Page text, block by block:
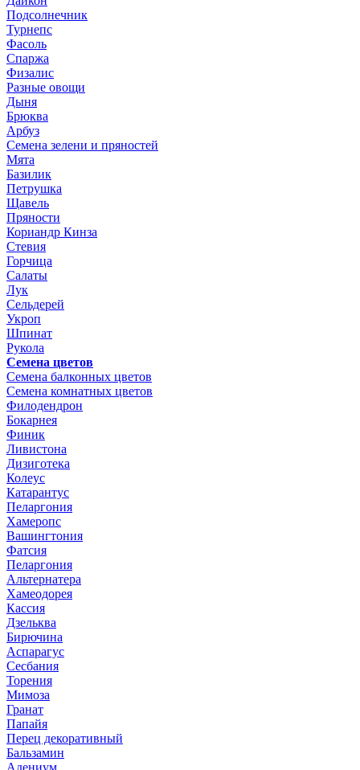
Подсолнечник
Турнепс
Фасоль
Спаржа
Физалис
Разные овощи
Дыня
Брюква
Арбуз
Семена зелени и пряностей
Мята
Базилик
Петрушка
Щавель
Пряности
Кориандр Кинза
Стевия
Горчица
Салаты
Лук
Сельдерей
Укроп
Шпинат
Рукола
Семена цветов
Семена балконных цветов
Семена комнатных цветов
Филодендрон
Бокарнея
Финик
Ливистона
Дизиготека
Колеус
Катарантус
Пеларгония
Хамеропс
Вашингтония
Фатсия
Пеларгония
Альтернатера
Хамеодорея
Кассия
Дзельква
Бирючина
Аспарагус
Сесбания
Торения
Мимоза
Гранат
Папайя
Перец декоративный
Бальзамин
Адениум